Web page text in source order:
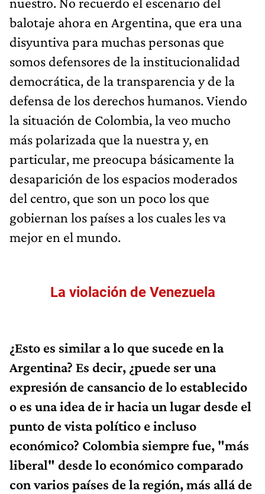
balotaje ahora en Argentina, que era una
disyuntiva para muchas personas que
somos defensores de la institucionalidad
democrática, de la transparencia y de la
defensa de los derechos humanos. Viendo
la situación de Colombia, la veo mucho
más polarizada que la nuestra y, en
particular, me preocupa básicamente la
desaparición de los espacios moderados
del centro, que son un poco los que
gobiernan los países a los cuales les va
mejor en el mundo.
La violación de Venezuela
¿Esto es similar a lo que sucede en la
Argentina? Es decir, ¿puede ser una
expresión de cansancio de lo establecido
o es una idea de ir hacia un lugar desde el
punto de vista político e incluso
económico? Colombia siempre fue, "más
liberal" desde lo económico comparado
con varios países de la región, más allá de